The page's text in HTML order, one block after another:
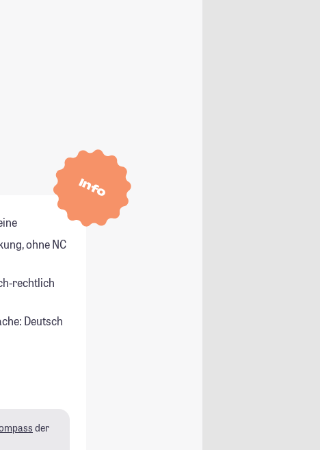
Info
ohne NC
rechtlich
Deutsch
der